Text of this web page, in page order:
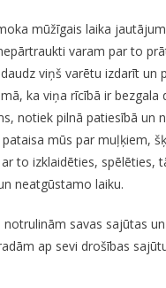
mūžīgais laika
varam par to
viņš varētu izdarīt
ka viņa rīcībā ir bezgala
notiek pilnā patiesībā un
mūs par muļķiem,
to izklaidēties, spēlēties,
neatgūstamo laiku.
savas sajūtas
ap sevi drošības